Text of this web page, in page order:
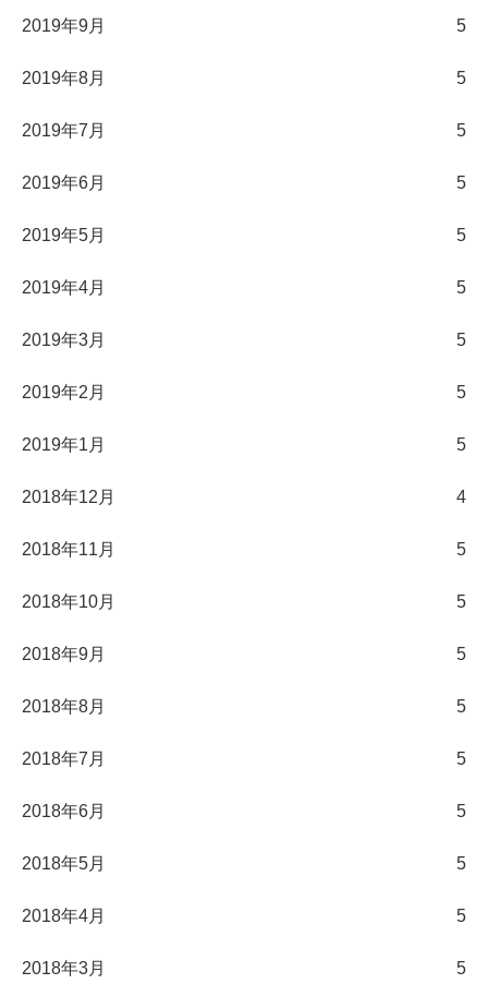
2019年9月 5
2019年8月 5
2019年7月 5
2019年6月 5
2019年5月 5
2019年4月 5
2019年3月 5
2019年2月 5
2019年1月 5
2018年12月 4
2018年11月 5
2018年10月 5
2018年9月 5
2018年8月 5
2018年7月 5
2018年6月 5
2018年5月 5
2018年4月 5
2018年3月 5